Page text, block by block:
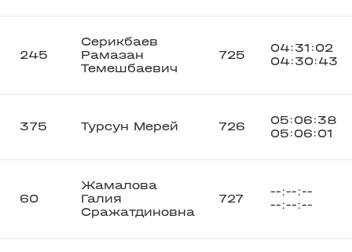
245
Серикбаев
Рамазан
Темешбаевич
725
04:31:02
04:30:43
375 Турсун Мерей 726
05:06:38
05:06:01
60
Жамалова
Галия
Сражатдиновна
727
--:--:--
--:--:--